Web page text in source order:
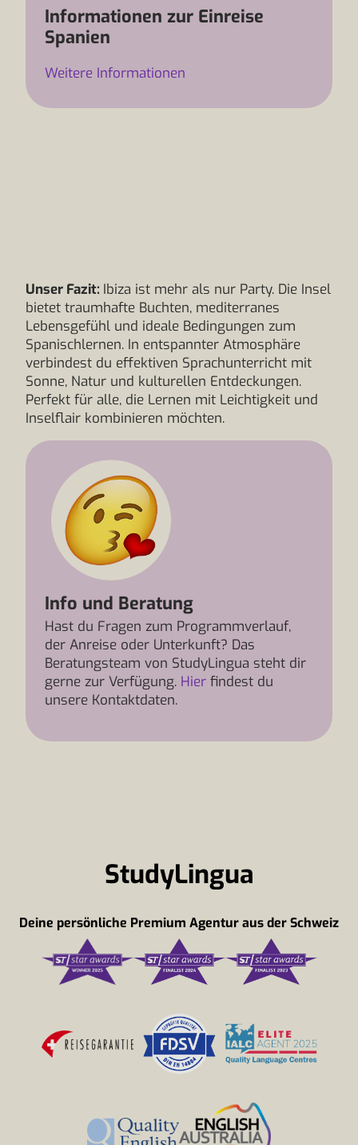
Informationen zur Einreise
Spanien
Weitere Informationen
Unser Fazit: Ibiza ist mehr als nur Party. Die Insel
bietet traumhafte Buchten, mediterranes
Lebensgefühl und ideale Bedingungen zum
Spanischlernen. In entspannter Atmosphäre
verbindest du effektiven Sprachunterricht mit
Sonne, Natur und kulturellen Entdeckungen.
Perfekt für alle, die Lernen mit Leichtigkeit und
Inselflair kombinieren möchten.
Info und Beratung
Hast du Fragen zum Programmverlauf,
der Anreise oder Unterkunft? Das
Beratungsteam von StudyLingua steht dir
gerne zur Verfügung. Hier findest du
unsere Kontaktdaten.
StudyLingua
Deine persönliche Premium Agentur aus der Schweiz